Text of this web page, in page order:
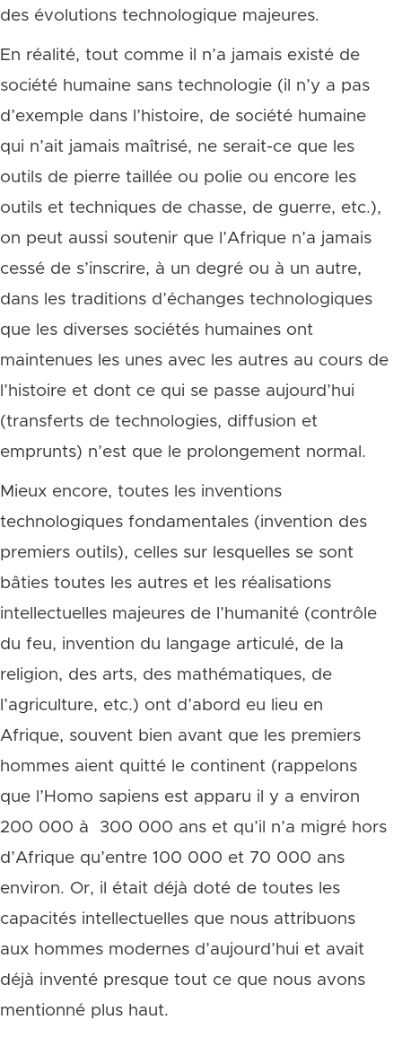
des évolutions technologique majeures.
En réalité, tout comme il n’a jamais existé de
société humaine sans technologie (il n’y a pas
d’exemple dans l’histoire, de société humaine
qui n’ait jamais maîtrisé, ne serait-ce que les
outils de pierre taillée ou polie ou encore les
outils et techniques de chasse, de guerre, etc.),
on peut aussi soutenir que l’Afrique n’a jamais
cessé de s’inscrire, à un degré ou à un autre,
dans les traditions d’échanges technologiques
que les diverses sociétés humaines ont
maintenues les unes avec les autres au cours de
l’histoire et dont ce qui se passe aujourd’hui
(transferts de technologies, diffusion et
emprunts) n’est que le prolongement normal.
Mieux encore, toutes les inventions
technologiques fondamentales (invention des
premiers outils), celles sur lesquelles se sont
bâties toutes les autres et les réalisations
intellectuelles majeures de l’humanité (contrôle
du feu, invention du langage articulé, de la
religion, des arts, des mathématiques, de
l’agriculture, etc.) ont d’abord eu lieu en
Afrique, souvent bien avant que les premiers
hommes aient quitté le continent (rappelons
que l’Homo sapiens est apparu il y a environ
200 000 à 300 000 ans et qu’il n’a migré hors
d’Afrique qu’entre 100 000 et 70 000 ans
environ. Or, il était déjà doté de toutes les
capacités intellectuelles que nous attribuons
aux hommes modernes d’aujourd’hui et avait
déjà inventé presque tout ce que nous avons
mentionné plus haut.